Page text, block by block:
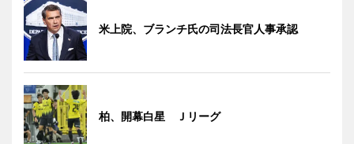
米上院、ブランチ氏の司法長官人事承認
柏、開幕白星 Ｊリーグ